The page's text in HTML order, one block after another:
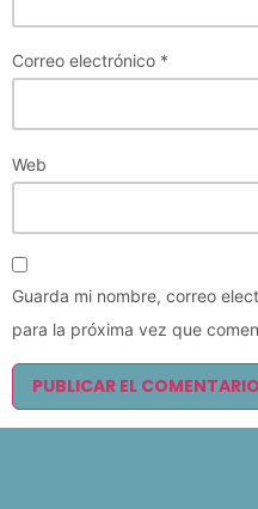
Correo electrónico *
Web
Guarda mi nombre, correo
para la próxima vez que